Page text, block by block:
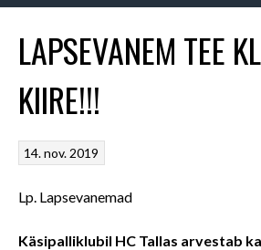
LAPSEVANEM TEE
KIIRE!!!
14. nov. 2019
Lp. Lapsevanemad
Käsipalliklubil HC Tallas arvestab